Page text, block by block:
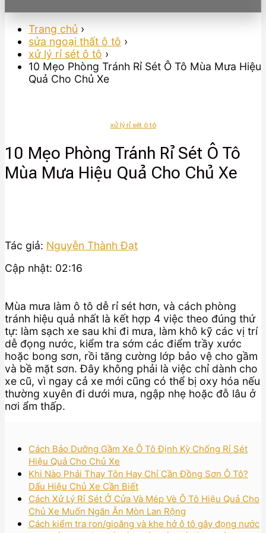
Trang chủ ›
sửa ngoại thất ô tô ›
xử lý rỉ sét ô tô ›
10 Mẹo Phòng Tránh Rỉ Sét Ô Tô Mùa Mưa Hiệu
Quả Cho Chủ Xe
xử lý rỉ sét ô tô
10 Mẹo Phòng Tránh Rỉ Sét Ô Tô
Mùa Mưa Hiệu Quả Cho Chủ Xe
Tác giả: Nguyễn Thành Đạt
Cập nhật: 02:16
Mùa mưa làm ô tô dễ rỉ sét hơn, và cách phòng
tránh hiệu quả nhất là kết hợp 4 việc theo đúng thứ
tự: làm sạch xe sau khi đi mưa, làm khô kỹ các vị trí
dễ đọng nước, kiểm tra sớm các điểm trầy xước
hoặc bong sơn, rồi tăng cường lớp bảo vệ cho gầm
và bề mặt sơn. Đây không phải là việc chỉ dành cho
xe cũ, vì ngay cả xe mới cũng có thể bị oxy hóa nếu
thường xuyên đi dưới mưa, ngập nhẹ hoặc đỗ lâu ở
nơi ẩm thấp.
Cách Bảo Dưỡng Gầm Xe Ô Tô Định Kỳ Chống Rỉ Sét
Hiệu Quả Cho Chủ Xe
Khi Nào Phải Thay Tôn Hay Chỉ Cần Đồng Sơn Ô Tô?
Dấu Hiệu Chủ Xe Cần Biết
Cách Xử Lý Rỉ Sét Ở Cửa Và Mép Vè Ô Tô Hiệu Quả Cho
Chủ Xe Muốn Ngăn Ăn Mòn Lan Rộng
Cách kiểm tra ron/gioăng và khe hở ô tô gây đọng nước